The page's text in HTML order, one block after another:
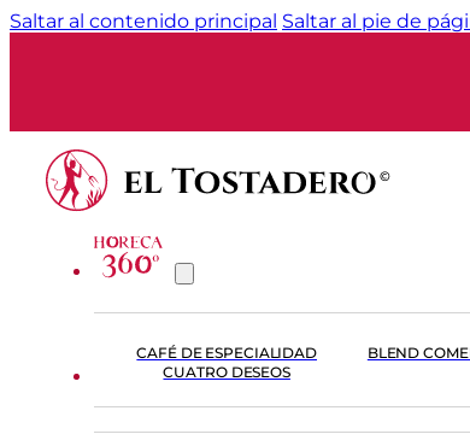
Saltar al contenido principal Saltar al pie de
CAFÉ DE ESPECIALIDAD
CUATRO DESEOS
BLEND